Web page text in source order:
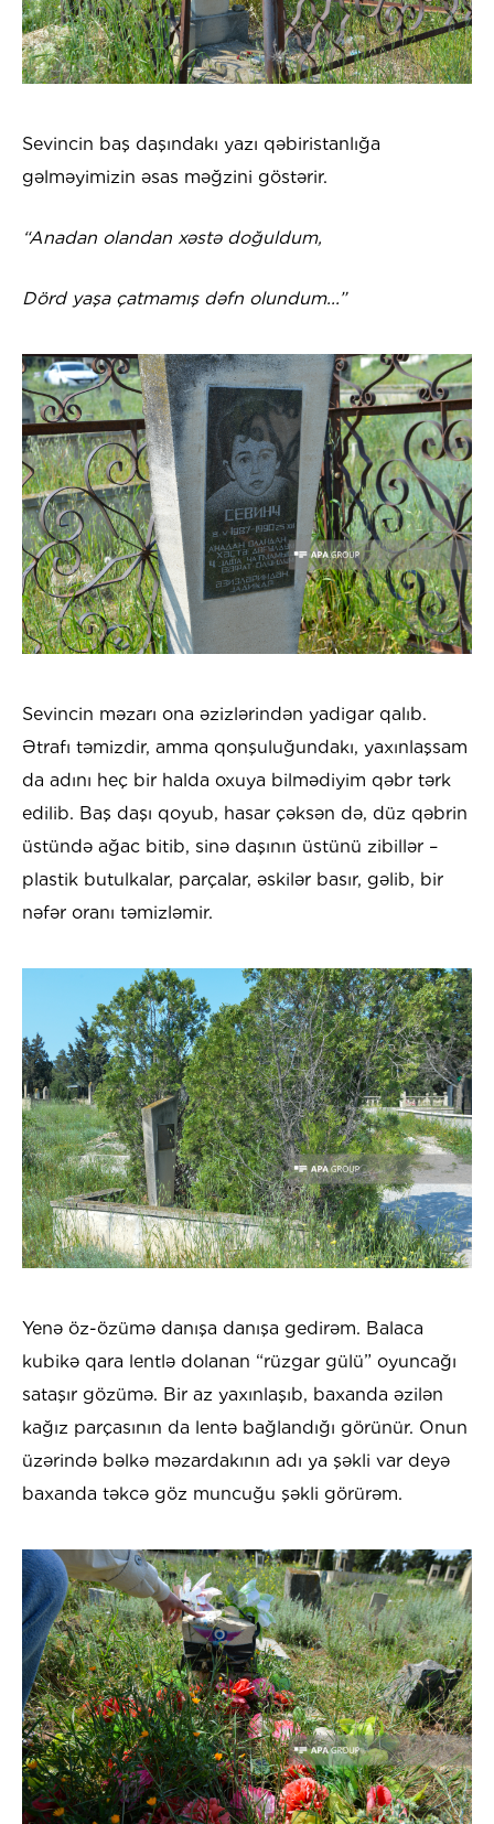
Sevincin baş daşındakı yazı qəbiristanlığa
gəlməyimizin əsas məğzini göstərir.
“Anadan olandan xəstə doğuldum,
Dörd yaşa çatmamış dəfn olundum...”
Sevincin məzarı ona əzizlərindən yadigar qalıb.
Ətrafı təmizdir, amma qonşuluğundakı, yaxınlaşsam
da adını heç bir halda oxuya bilmədiyim qəbr tərk
edilib. Baş daşı qoyub, hasar çəksən də, düz qəbrin
üstündə ağac bitib, sinə daşının üstünü zibillər –
plastik butulkalar, parçalar, əskilər basır, gəlib, bir
nəfər oranı təmizləmir.
Yenə öz-özümə danışa danışa gedirəm. Balaca
kubikə qara lentlə dolanan “rüzgar gülü” oyuncağı
sataşır gözümə. Bir az yaxınlaşıb, baxanda əzilən
kağız parçasının da lentə bağlandığı görünür. Onun
üzərində bəlkə məzardakının adı ya şəkli var deyə
baxanda təkcə göz muncuğu şəkli görürəm.